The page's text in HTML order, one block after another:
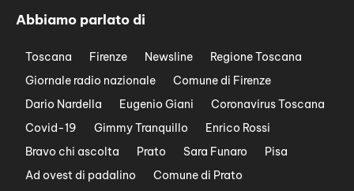
Abbiamo parlato di
Toscana Firenze Newsline
Regione Toscana
Giornale radio nazionale
Comune di Firenze
Dario Nardella
Eugenio Giani
Coronavirus Toscana
Covid-19
Gimmy Tranquillo
Enrico Rossi
Bravo chi ascolta
Prato Sara Funaro
Pisa
Ad ovest di padalino
Comune di Prato